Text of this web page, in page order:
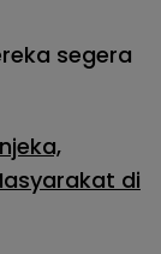
segera
di